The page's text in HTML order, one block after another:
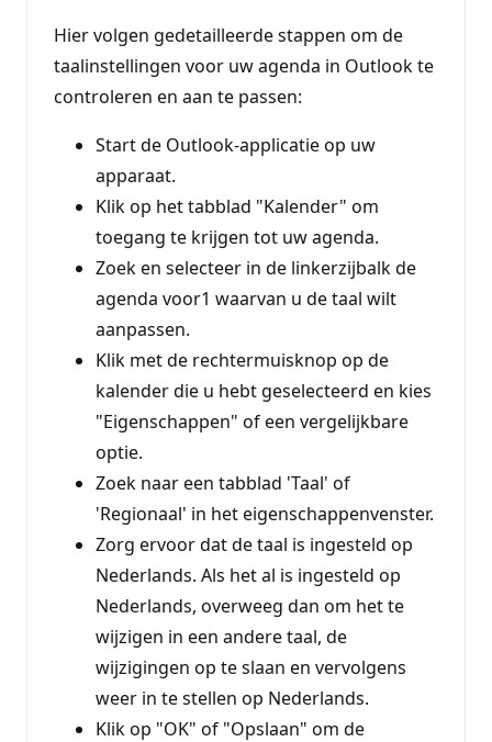
Hier volgen gedetailleerde stappen om de
taalinstellingen voor uw agenda in Outlook te
controleren en aan te passen:
Start de Outlook-applicatie op uw
apparaat.
Klik op het tabblad "Kalender" om
toegang te krijgen tot uw agenda.
Zoek en selecteer in de linkerzijbalk de
agenda voor1 waarvan u de taal wilt
aanpassen.
Klik met de rechtermuisknop op de
kalender die u hebt geselecteerd en kies
"Eigenschappen" of een vergelijkbare
optie.
Zoek naar een tabblad 'Taal' of
'Regionaal' in het eigenschappenvenster.
Zorg ervoor dat de taal is ingesteld op
Nederlands. Als het al is ingesteld op
Nederlands, overweeg dan om het te
wijzigen in een andere taal, de
wijzigingen op te slaan en vervolgens
weer in te stellen op Nederlands.
Klik op "OK" of "Opslaan" om de